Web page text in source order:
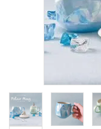
ガイドライン